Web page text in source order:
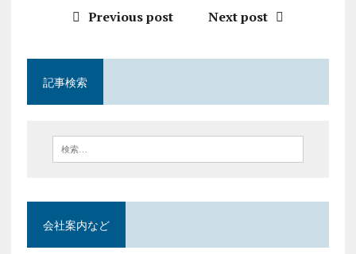
Previous post Next post
記事検索
会社案内など